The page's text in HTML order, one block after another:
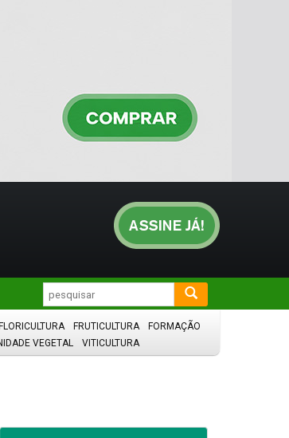
FLORICULTURA FRUTICULTURA
FORMAÇÃO
VEGETAL VITICULTURA